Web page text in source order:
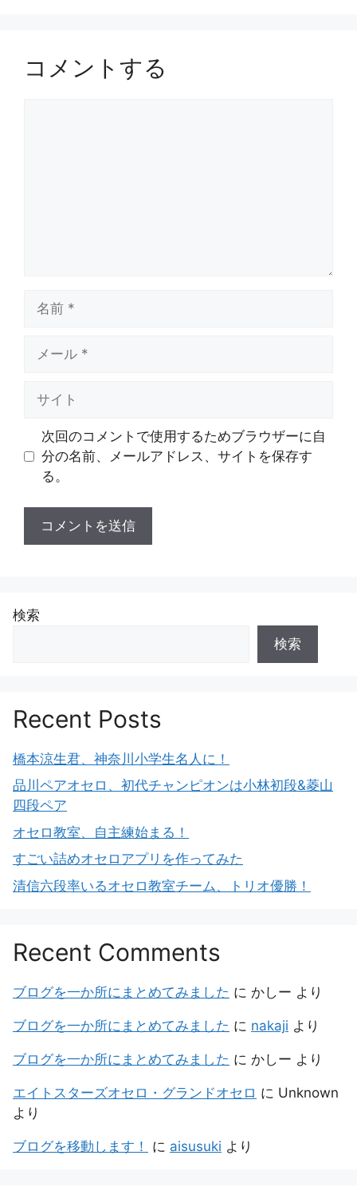
コメントする
次回のコメントで使用するためブラウザーに自
分の名前、メールアドレス、サイトを保存す
る。
検索
検索
Recent Posts
橋本涼生君、神奈川小学生名人に！
品川ペアオセロ、初代チャンピオンは小林初段&菱山
四段ペア
オセロ教室、自主練始まる！
すごい詰めオセロアプリを作ってみた
清信六段率いるオセロ教室チーム、トリオ優勝！
Recent Comments
ブログを一か所にまとめてみました に かしー より
ブログを一か所にまとめてみました に nakaji より
ブログを一か所にまとめてみました に かしー より
エイトスターズオセロ・グランドオセロ に Unknown
より
ブログを移動します！ に aisusuki より